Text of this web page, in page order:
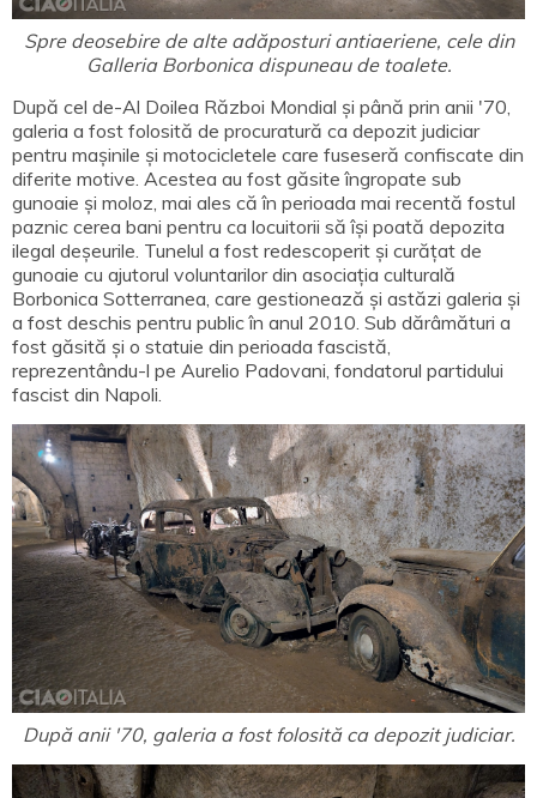
Spre deosebire de alte adăposturi antiaeriene, cele din
Galleria Borbonica dispuneau de toalete.
După cel de-Al Doilea Război Mondial și până prin anii '70,
galeria a fost folosită de procuratură ca depozit judiciar
pentru mașinile și motocicletele care fuseseră confiscate din
diferite motive. Acestea au fost găsite îngropate sub
gunoaie și moloz, mai ales că în perioada mai recentă fostul
paznic cerea bani pentru ca locuitorii să își poată depozita
ilegal deșeurile. Tunelul a fost redescoperit și curățat de
gunoaie cu ajutorul voluntarilor din asociația culturală
Borbonica Sotterranea, care gestionează și astăzi galeria și
a fost deschis pentru public în anul 2010. Sub dărâmături a
fost găsită și o statuie din perioada fascistă,
reprezentându-l pe Aurelio Padovani, fondatorul partidului
fascist din Napoli.
După anii '70, galeria a fost folosită ca depozit judiciar.